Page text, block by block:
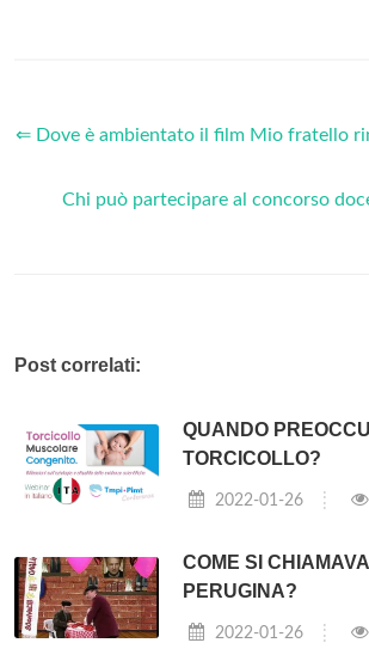
⇐ Dove è ambientato il film Mio fratello
Chi può partecipare al concorso
Post correlati:
QUANDO
TORCICOLLO?
2022-01-26
COME SI
PERUGINA?
2022-01-26